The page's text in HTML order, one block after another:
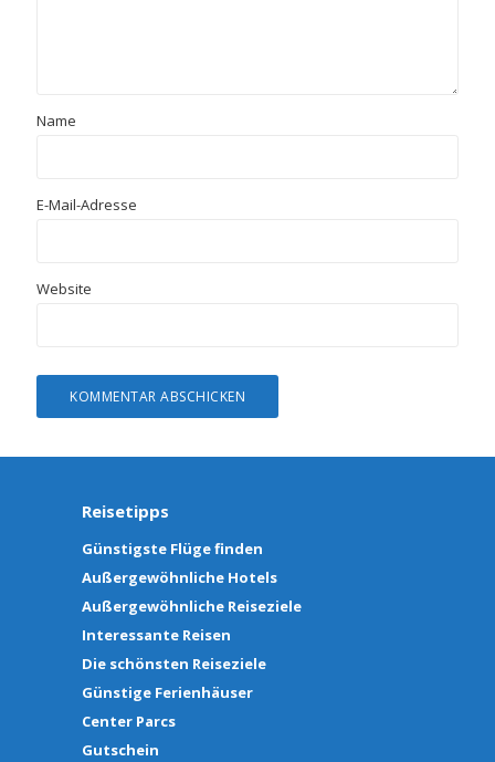
Name
E-Mail-Adresse
Website
Reisetipps
Günstigste Flüge finden
Außergewöhnliche Hotels
Außergewöhnliche Reiseziele
Interessante Reisen
Die schönsten Reiseziele
Günstige Ferienhäuser
Center Parcs
Gutschein